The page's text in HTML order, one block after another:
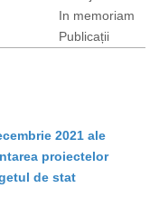
In memoriam
Publicații
2021 ale
proiectelor
de stat